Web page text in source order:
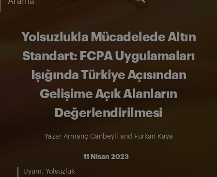
for:
Yolsuzlukla Mücadelede Altın
Standart: FCPA Uygulamaları
Işığında Türkiye Açısından
Gelişime Açık Alanların
Değerlendirilmesi
Yazar Armanç Canbeyli and Furkan Kaya
11 Nisan 2023
Uyum Yolsuzluk